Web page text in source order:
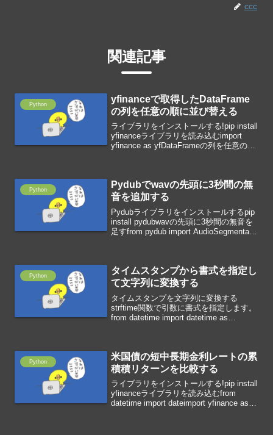
ccc
関連記事
Python
yfinanceで取得したDataFrame
の列を任意の順に並び替える
ライブラリをインストールする!pip install
yfinanceライブラリを読み込むimport
yfinance as yfDataFrameの列を任意の順
Python
Pydubでwavの先頭に3秒間の無
音を追加する
Pydubライブラリをインストールするpip
install pydubwavの先頭に3秒間の無音を
足すfrom pydub import AudioSegmenta =
Python
タイムスタンプから書式を指定し
て文字列に変換する
タイムスタンプを文字列に変換する
strftime関数で引数に書式を指定します。
from datetime import datetime as
Python
米国債の短中長期金利レートの累
積積リターンを比較する
ライブラリをインストールする!pip install
yfinanceライブラリを読み込むfrom
datetime import dateimport yfinance as